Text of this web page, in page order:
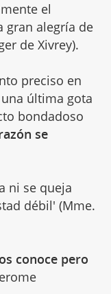
el
gran alegría de
de Xivrey).
preciso en
última gota
bondadoso
se
ni se queja
débil' (Mme.
conoce pero